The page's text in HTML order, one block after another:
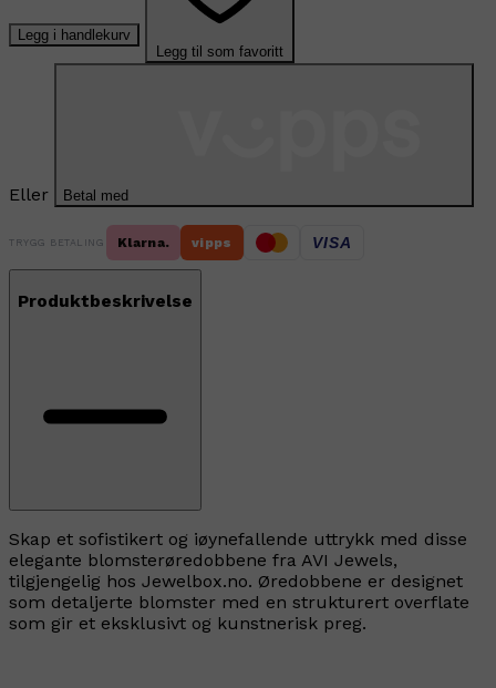
Legg i handlekurv
Legg til som favoritt
Eller Betal med
TRYGG BETALING Klarna. vipps VISA
Produktbeskrivelse
Skap et sofistikert og iøynefallende uttrykk med disse
elegante blomsterøredobbene fra AVI Jewels,
tilgjengelig hos Jewelbox.no. Øredobbene er designet
som detaljerte blomster med en strukturert overflate
som gir et eksklusivt og kunstnerisk preg.